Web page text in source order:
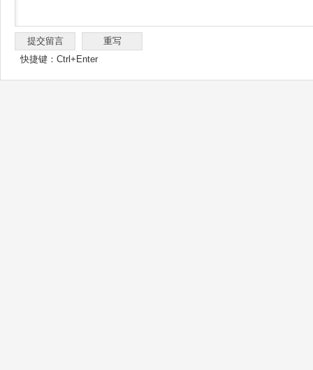
快捷键：Ctrl+Enter